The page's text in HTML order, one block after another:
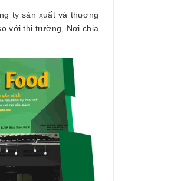
ty sản xuất và thương
với thị trường, Nơi chia